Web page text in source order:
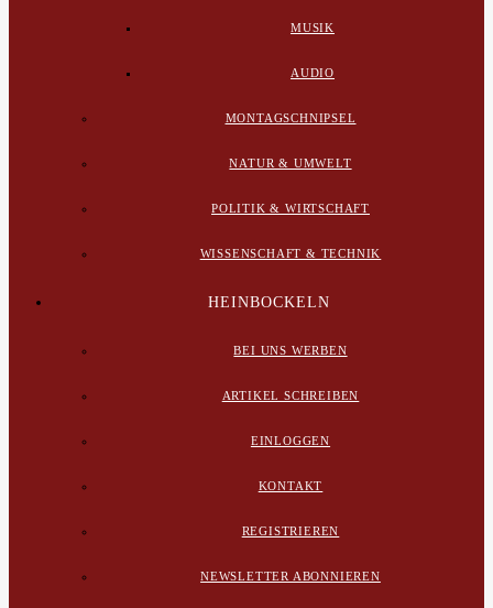
MUSIK
AUDIO
MONTAGSCHNIPSEL
NATUR & UMWELT
POLITIK & WIRTSCHAFT
WISSENSCHAFT & TECHNIK
HEINBOCKELN
BEI UNS WERBEN
ARTIKEL SCHREIBEN
EINLOGGEN
KONTAKT
REGISTRIEREN
NEWSLETTER ABONNIEREN